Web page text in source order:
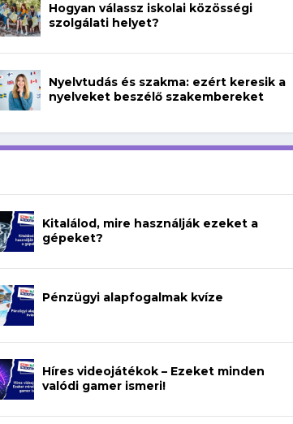
Hogyan válassz iskolai közösségi
szolgálati helyet?
Nyelvtudás és szakma: ezért keresik a
nyelveket beszélő szakembereket
Kitalálod, mire használják ezeket a
gépeket?
Pénzügyi alapfogalmak kvíze
Híres videojátékok – Ezeket minden
valódi gamer ismeri!